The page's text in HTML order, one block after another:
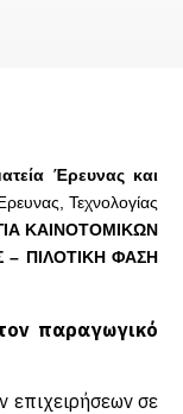
Έρευνας και
Τεχνολογίας
ΚΑΙΝΟΤΟΜΙΚΩΝ
ΠΙΛΟΤΙΚΗ ΦΑΣΗ
παραγωγικό
σε